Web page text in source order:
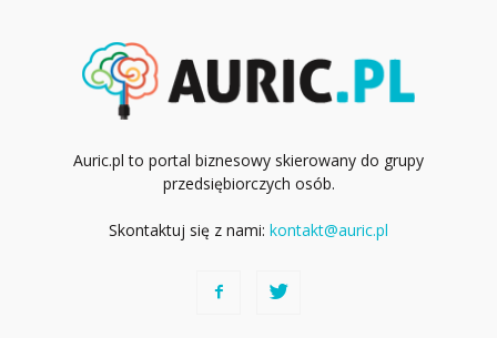
Auric.pl to portal biznesowy skierowany do grupy
przedsiębiorczych osób.
Skontaktuj się z nami: kontakt@auric.pl